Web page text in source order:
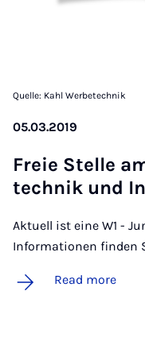
Quelle: Kahl Werbetechnik
05.03.2019
Freie Stelle
tech­nik und
Aktuell ist eine W1 -
Informationen finden
Read more